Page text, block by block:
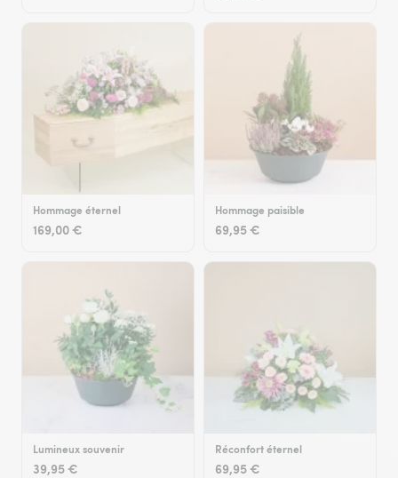
Hommage éternel
169,00 €
Hommage paisible
69,95 €
Lumineux souvenir
39,95 €
Réconfort éternel
69,95 €